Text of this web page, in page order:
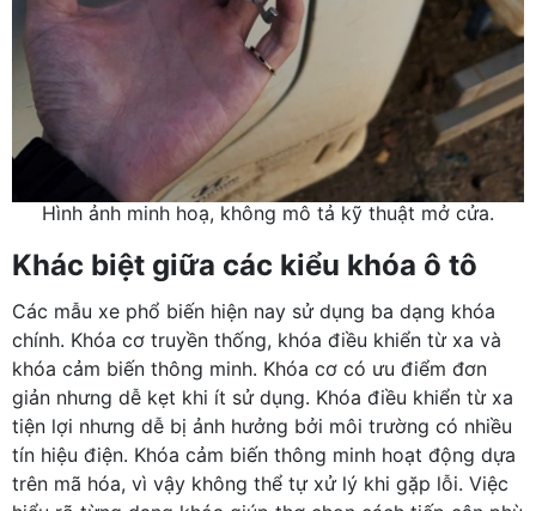
Hình ảnh minh hoạ, không mô tả kỹ thuật mở cửa.
Khác biệt giữa các kiểu khóa ô tô
Các mẫu xe phổ biến hiện nay sử dụng ba dạng khóa
chính. Khóa cơ truyền thống, khóa điều khiển từ xa và
khóa cảm biến thông minh. Khóa cơ có ưu điểm đơn
giản nhưng dễ kẹt khi ít sử dụng. Khóa điều khiển từ xa
tiện lợi nhưng dễ bị ảnh hưởng bởi môi trường có nhiều
tín hiệu điện. Khóa cảm biến thông minh hoạt động dựa
trên mã hóa, vì vậy không thể tự xử lý khi gặp lỗi. Việc